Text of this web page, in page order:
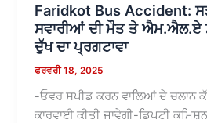
Faridkot Bus Accident:
ਸਵਾਰੀਆਂ ਦੀ ਮੌਤ ਤੇ ਐਮ.ਐਲ.ਏ
ਦੁੱਖ ਦਾ ਪ੍ਰਗਟਾਵਾ
ਫਰਵਰੀ 18, 2025
-ਓਵਰ ਸਪੀਡ ਕਰਨ ਵਾਲਿਆਂ ਦੇ ਚਲਾਨ
ਕਾਰਵਾਈ ਕੀਤੀ ਜਾਵੇਗੀ-ਡਿਪਟੀ